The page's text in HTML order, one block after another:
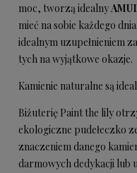
moc, tworzą idealny
mieć na sobie każdego
idealnym uzupełnieniem
tych na wyjątkowe okazje.
Kamienie naturalne są
Biżuterię Paint the lily
ekologiczne pudełeczko
znaczeniem danego
darmowych dedykacji lub